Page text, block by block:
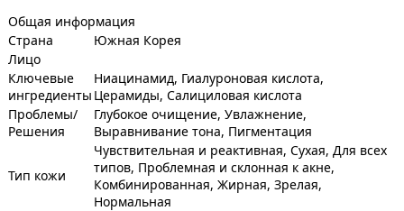
Общая информация
Страна
Южная Корея
Лицо
Ключевые
ингредиенты
Ниацинамид, Гиалуроновая кислота,
Церамиды, Салициловая кислота
Проблемы/
Решения
Глубокое очищение, Увлажнение,
Выравнивание тона, Пигментация
Тип кожи
Чувствительная и реактивная, Сухая, Для всех
типов, Проблемная и склонная к акне,
Комбинированная, Жирная, Зрелая,
Нормальная